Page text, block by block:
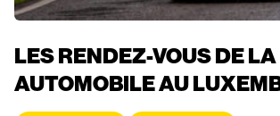
LES RENDEZ-VOUS DE
AUTOMOBILE AU